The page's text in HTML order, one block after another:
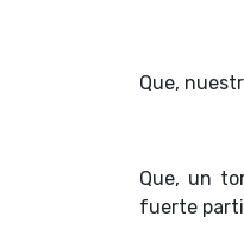
Que,
Que, un
fuerte